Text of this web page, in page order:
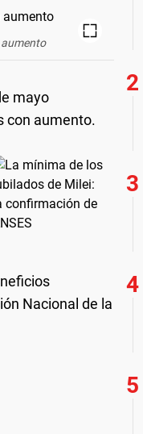
mayo
con aumento.
Nacional de la